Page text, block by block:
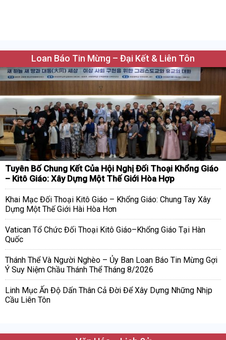
Loan Báo Tin Mừng – Đại Kết & Liên Tôn
Tuyên Bố Chung Kết Của Hội Nghị Đối Thoại Khổng Giáo
– Kitô Giáo: Xây Dựng Một Thế Giới Hòa Hợp
Khai Mạc Đối Thoại Kitô Giáo – Khổng Giáo: Chung Tay Xây
Dựng Một Thế Giới Hài Hòa Hơn
Vatican Tổ Chức Đối Thoại Kitô Giáo–Khổng Giáo Tại Hàn
Quốc
Thánh Thể Và Người Nghèo – Ủy Ban Loan Báo Tin Mừng Gợi
Ý Suy Niệm Chầu Thánh Thể Tháng 8/2026
Linh Mục Ấn Độ Dấn Thân Cả Đời Để Xây Dựng Những Nhịp
Cầu Liên Tôn